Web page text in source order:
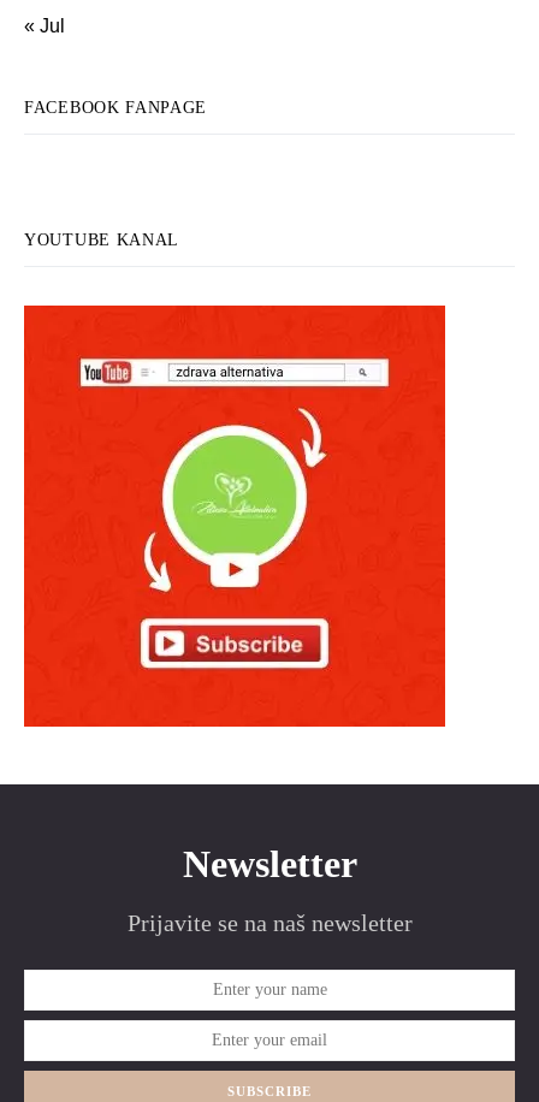
« Jul
FACEBOOK FANPAGE
YOUTUBE KANAL
Newsletter
Prijavite se na naš newsletter
SUBSCRIBE